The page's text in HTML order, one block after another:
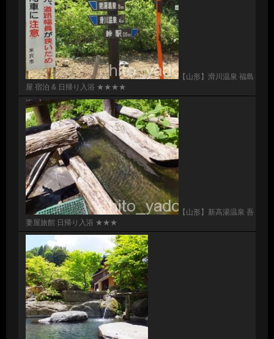
【山形】滑川温泉 福島
屋 宿泊 & 日帰り入浴 ★★★★
【山形】新高湯温泉 吾
妻屋旅館 日帰り入浴 ★★★